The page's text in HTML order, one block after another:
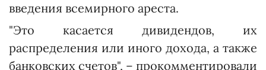
введения всемирного ареста.
"Это касается дивидендов, их
распределения или иного дохода, а также
банковских счетов", – прокомментировали